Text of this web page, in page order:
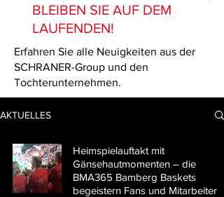
BLEIBEN SIE AUF DEM
LAUFENDEN!
Erfahren Sie alle Neuigkeiten aus der
SCHRANER-Group und den
Tochterunternehmen.
AKTUELLES
Heimspielauftakt mit
Gänsehautmomenten – die
BMA365 Bamberg Baskets
begeistern Fans und Mitarbeiter